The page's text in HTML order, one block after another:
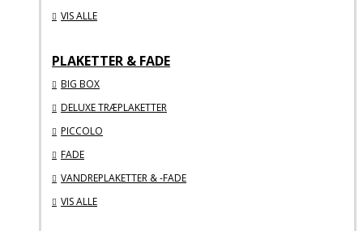
VIS ALLE
PLAKETTER & FADE
BIG BOX
DELUXE TRÆPLAKETTER
PICCOLO
FADE
VANDREPLAKETTER & -FADE
VIS ALLE